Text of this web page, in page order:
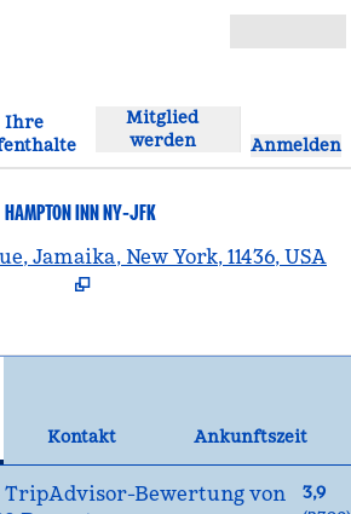
Ihre
Mitglied
werden
Anmelden
HAMPTON INN NY-JFK
Jamaika, New York, 11436, USA
Kontakt
Ankunftszeit
3,9